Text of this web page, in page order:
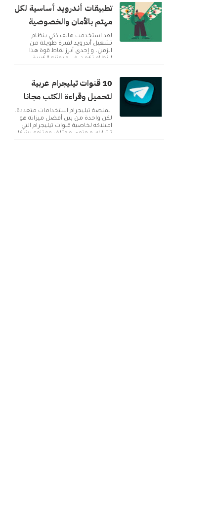
تطبيقات أندرويد أساسية لكل
مهتم بالأمان والخصوصية
لقد استخدمتُ هاتف ذكي بنظام
تشغيل أندرويد لفترة طويلة من
الزمن، و إحدى أبرز نقاط قوة هذا
النظام تكمن في مرونته الكبيرة
10 قنوات تيليجرام عربية
لتحميل وقراءة الكتب مجانا
لمنصة تيليجرام استخدامات متعددة،
لكن واحدة من بين أفضل ميزاته هو
امتلاكه لخاصية قنوات تيليجرام التي
تشارك محتوى مختلف ومتنوع بشكل